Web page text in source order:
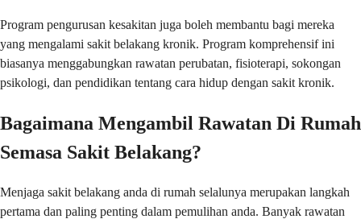
Program pengurusan kesakitan juga boleh membantu bagi mereka
yang mengalami sakit belakang kronik. Program komprehensif ini
biasanya menggabungkan rawatan perubatan, fisioterapi, sokongan
psikologi, dan pendidikan tentang cara hidup dengan sakit kronik.
Bagaimana Mengambil Rawatan Di Rumah
Semasa Sakit Belakang?
Menjaga sakit belakang anda di rumah selalunya merupakan langkah
pertama dan paling penting dalam pemulihan anda. Banyak rawatan